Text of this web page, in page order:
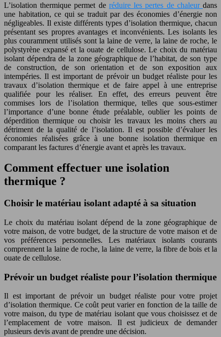
L’isolation thermique permet de réduire les pertes de chaleurdans
une habitation, ce qui se traduit par des économies d’énergie non
négligeables. Il existe différents types d’isolation thermique, chacun
présentant ses propres avantages et inconvénients. Les isolants les
plus couramment utilisés sont la laine de verre, la laine de roche, le
polystyrène expansé et la ouate de cellulose. Le choix du matériau
isolant dépendra de la zone géographique de l’habitat, de son type
de construction, de son orientation et de son exposition aux
intempéries. Il est important de prévoir un budget réaliste pour les
travaux d’isolation thermique et de faire appel à une entreprise
qualifiée pour les réaliser. En effet, des erreurs peuvent être
commises lors de l’isolation thermique, telles que sous-estimer
l’importance d’une bonne étude préalable, oublier les points de
déperdition thermique ou choisir les travaux les moins chers au
détriment de la qualité de l’isolation. Il est possible d’évaluer les
économies réalisées grâce à une bonne isolation thermique en
comparant les factures d’énergie avant et après les travaux.
Comment effectuer une isolation
thermique ?
Choisir le matériau isolant adapté à sa situation
Le choix du matériau isolant dépend de la zone géographique de
votre maison, de votre budget, de la structure de votre maison et de
vos préférences personnelles. Les matériaux isolants courants
comprennent la laine de roche, la laine de verre, la fibre de bois et la
ouate de cellulose.
Prévoir un budget réaliste pour l’isolation thermique
Il est important de prévoir un budget réaliste pour votre projet
d’isolation thermique. Ce coût peut varier en fonction de la taille de
votre maison, du type de matériau isolant que vous choisissez et de
l’emplacement de votre maison. Il est judicieux de demander
plusieurs devis avant de prendre une décision.